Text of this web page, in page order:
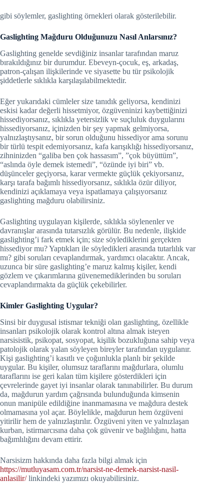
gibi söylemler, gaslighting örnekleri olarak gösterilebilir.
Gaslighting Mağduru Olduğunuzu Nasıl Anlarsınız?
Gaslighting genelde sevdiğiniz insanlar tarafından maruz
bırakıldığınız bir durumdur. Ebeveyn-çocuk, eş, arkadaş,
patron-çalışan ilişkilerinde ve siyasette bu tür psikolojik
şiddetlerle sıklıkla karşılaşılabilmektedir.
Eğer yukarıdaki cümleler size tanıdık geliyorsa, kendinizi
eskisi kadar değerli hissetmiyor, özgüveninizi kaybettiğinizi
hissediyorsanız, sıklıkla yetersizlik ve suçluluk duygularını
hissediyorsanız, içinizden bir şey yapmak gelmiyorsa,
yalnızlaştıysanız, bir sorun olduğunu hissediyor ama sorunu
bir türlü tespit edemiyorsanız, kafa karışıklığı hissediyorsanız,
zihninizden “galiba ben çok hassasım”, ”çok büyüttüm”,
“aslında öyle demek istemedi”, “özünde iyi biri” vb.
düşünceler geçiyorsa, karar vermekte güçlük çekiyorsanız,
karşı tarafa bağımlı hissediyorsanız, sıklıkla özür diliyor,
kendinizi açıklamaya veya ispatlamaya çalışıyorsanız
gaslighting mağduru olabilirsiniz.
Gaslighting uygulayan kişilerde, sıklıkla söylenenler ve
davranışlar arasında tutarsızlık görülür. Bu nedenle, ilişkide
gaslighting’i fark etmek için; size söylediklerini gerçekten
hissediyor mu? Yaptıkları ile söyledikleri arasında tutarlılık var
mı? gibi soruları cevaplandırmak, yardımcı olacaktır. Ancak,
uzunca bir süre gaslighting’e maruz kalmış kişiler, kendi
gözlem ve çıkarımlarına güvenemediklerinden bu soruları
cevaplandırmakta da güçlük çekebilirler.
Kimler Gaslighting Uygular?
Sinsi bir duygusal istismar tekniği olan gaslighting, özellikle
insanları psikolojik olarak kontrol altına almak isteyen
narsisistik, psikopat, sosyopat, kişilik bozukluğuna sahip veya
patolojik olarak yalan söyleyen bireyler tarafından uygulanır.
Kişi gaslighting’i kasıtlı ve çoğunlukla planlı bir şekilde
uygular. Bu kişiler, olumsuz taraflarını mağdurlara, olumlu
taraflarını ise geri kalan tüm kişilere gösterdikleri için
çevrelerinde gayet iyi insanlar olarak tanınabilirler. Bu durum
da, mağdurun yardım çağrısında bulunduğunda kimsenin
onun manipüle edildiğine inanmamasına ve mağdura destek
olmamasına yol açar. Böylelikle, mağdurun hem özgüveni
yitirilir hem de yalnızlaştırılır. Özgüveni yiten ve yalnızlaşan
kurban, istirmarcısına daha çok güvenir ve bağlılığını, hatta
bağımlılığını devam ettirir.
Narsisizm hakkında daha fazla bilgi almak için
https://mutluyasam.com.tr/narsist-ne-demek-narsist-nasil-
anlasilir/linkindeki yazımızı okuyabilirsiniz.